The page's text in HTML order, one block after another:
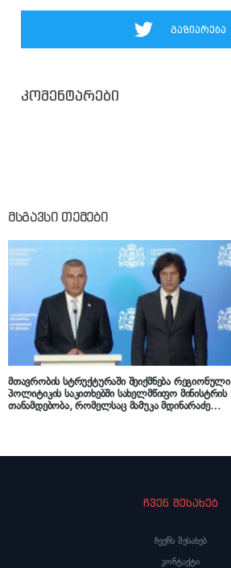
გაზიარება
კომენტარები
მსგავსი თემები
მთავრობის სტრუქტურაში შეიქმნება რეგიონული
პოლიტიკის საკითხებში სახელმწიფო მინისტრის
თანამდებობა, რომელსაც მამუკა მდინარაძე
ჩვენ შესახებ
ჩვენს შესახებ
კონტაქტი